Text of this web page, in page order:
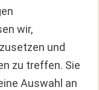
wir,
und
zu treffen. Sie
Auswahl an